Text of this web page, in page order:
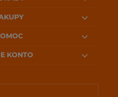
KONTO